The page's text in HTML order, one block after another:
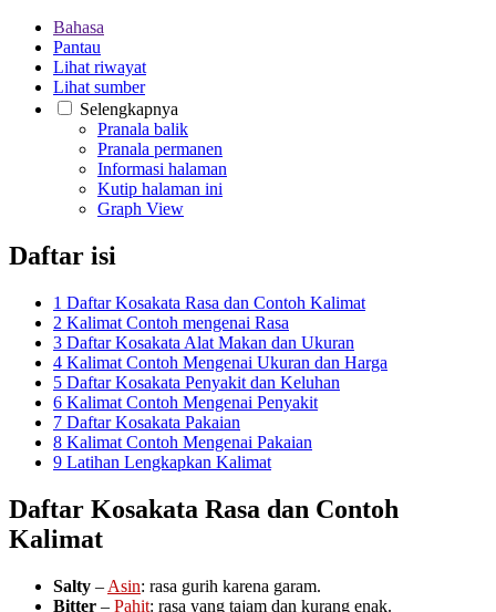
Bahasa
Pantau
Lihat riwayat
Lihat sumber
Selengkapnya
Pranala balik
Pranala permanen
Informasi halaman
Kutip halaman ini
Graph View
Daftar isi
1 Daftar Kosakata Rasa dan Contoh Kalimat
2 Kalimat Contoh mengenai Rasa
3 Daftar Kosakata Alat Makan dan Ukuran
4 Kalimat Contoh Mengenai Ukuran dan Harga
5 Daftar Kosakata Penyakit dan Keluhan
6 Kalimat Contoh Mengenai Penyakit
7 Daftar Kosakata Pakaian
8 Kalimat Contoh Mengenai Pakaian
9 Latihan Lengkapkan Kalimat
Daftar Kosakata Rasa dan Contoh
Kalimat
Salty – Asin: rasa gurih karena garam.
Bitter – Pahit: rasa yang tajam dan kurang enak.